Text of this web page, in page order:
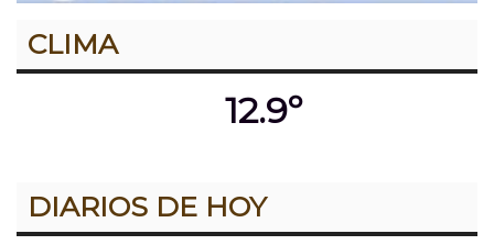
CLIMA
12.9º
DIARIOS DE HOY